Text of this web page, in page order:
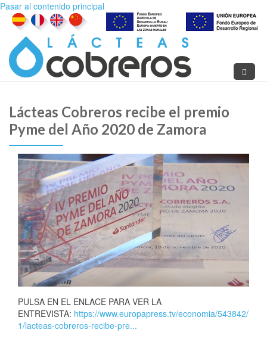
Pasar al contenido principal
Lácteas Cobreros recibe el premio
Pyme del Año 2020 de Zamora
PULSA EN EL ENLACE PARA VER LA
ENTREVISTA: https://www.europapress.tv/economia/543842/
1/lacteas-cobreros-recibe-pre...